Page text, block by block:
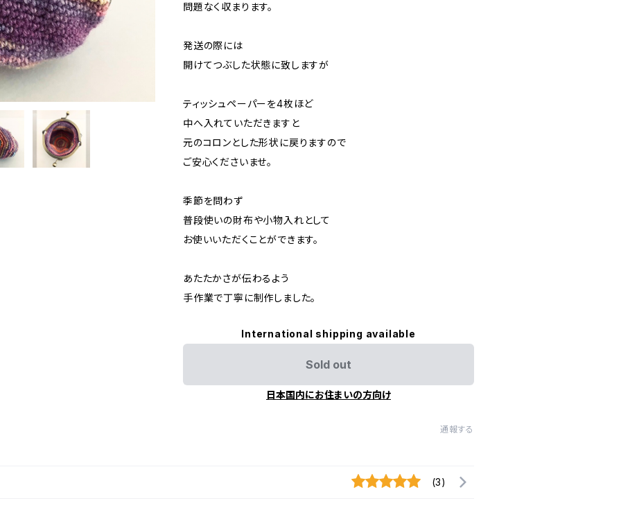
問題なく収まります。
発送の際には
開けてつぶした状態に致しますが
ティッシュペーパーを4枚ほど
中へ入れていただきますと
元のコロンとした形状に戻りますので
ご安心くださいませ。
季節を問わず
普段使いの財布や小物入れとして
お使いいただくことができます。
あたたかさが伝わるよう
手作業で丁寧に制作しました。
International shipping available
Sold out
日本国内にお住まいの方向け
通報する
(3)